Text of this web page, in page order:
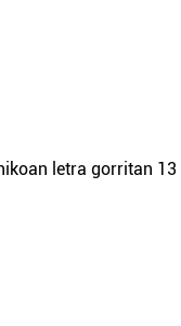
letra gorritan